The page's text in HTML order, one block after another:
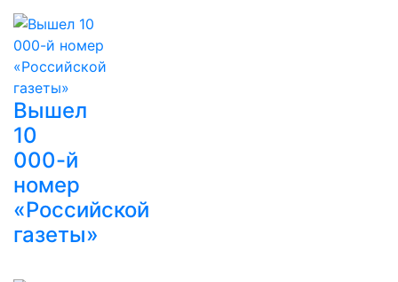
Вышел
10
000-й
номер
«Российской
газеты»